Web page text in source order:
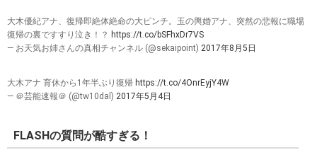
大木優紀アナ、復帰即絶体絶命の大ピンチ。玉の輿婚アナ、突然の悲報に職場
復帰の裏ですすり泣き！？ https://t.co/bSFhxDr7VS
— お天気お姉さんの真相チャンネル (@sekaipoint) 2017年8月5日
大木アナ 育休から1年半ぶり復帰 https://t.co/4OnrEyjY4W
— ＠芸能速報＠ (@tw10dal) 2017年5月4日
FLASHの質問が酷すぎる！